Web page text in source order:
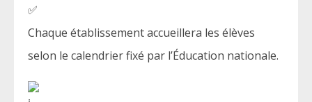
Chaque établissement accueillera les élèves
selon le calendrier fixé par l’Éducation nationale.